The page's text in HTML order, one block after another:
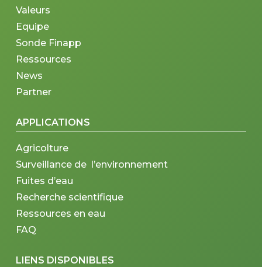
Valeurs
Equipe
Sonde Finapp
Ressources
News
Partner
APPLICATIONS
Agricolture
Surveillance de l’environnement
Fuites d’eau
Recherche scientifique
Ressources en eau
FAQ
LIENS DISPONIBLES